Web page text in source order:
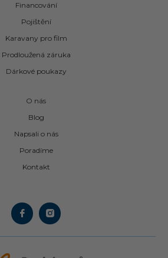
Financování
Pojištění
Karavany pro film
Prodloužená záruka
Dárkové poukazy
O nás
Blog
Napsali o nás
Poradíme
Kontakt